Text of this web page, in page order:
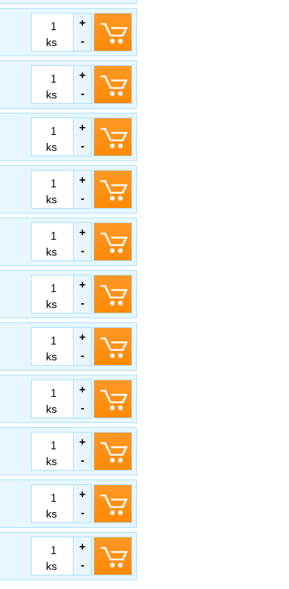
-
ks
+
-
ks
+
-
ks
+
-
ks
+
-
ks
+
-
ks
+
-
ks
+
-
ks
+
-
ks
+
-
ks
+
-
ks
+